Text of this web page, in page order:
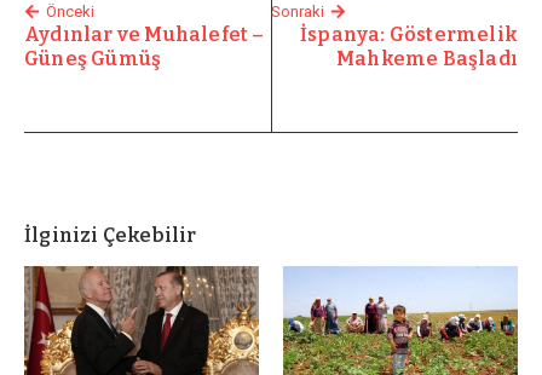
Önceki
Aydınlar ve Muhalefet –
Güneş Gümüş
Sonraki
İspanya: Göstermelik
Mahkeme Başladı
İlginizi Çekebilir